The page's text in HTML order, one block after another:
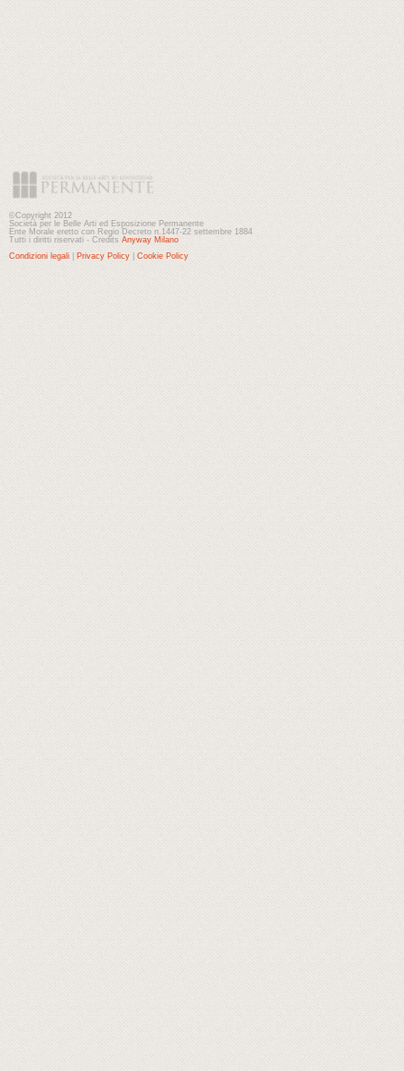
©Copyright 2012
Società per le Belle Arti ed Esposizione Permanente
Ente Morale eretto con Regio Decreto n.1447-22 settembre 1884
Tutti i diritti riservati - Credits Anyway Milano
Condizioni legali
Privacy Policy Cookie Policy